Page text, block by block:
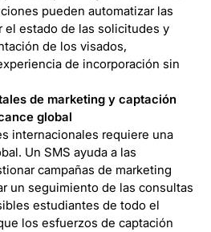
pueden automatizar las
el estado de las solicitudes y
de los visados,
de incorporación sin
de marketing y captación
global
internacionales requiere una
Un SMS ayuda a las
campañas de marketing
un seguimiento de las consultas
estudiantes de todo el
los esfuerzos de captación